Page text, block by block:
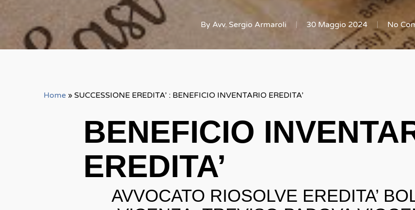
By Avv. Sergio Armaroli 30 Maggio 2024 No
Home » SUCCESSIONE EREDITA’ : BENEFICIO INVENTARIO EREDITA’
BENEFICIO
EREDITA’
AVVOCATO RIOSOLVE EREDITA’